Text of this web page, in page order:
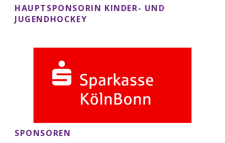
HAUPTSPONSORIN KINDER- UND
JUGENDHOCKEY
SPONSOREN